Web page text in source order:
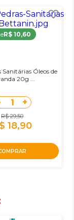
R$ 10,60
Sanitárias Óleos de
20g ...
1 +
R$ 29,50
18,90